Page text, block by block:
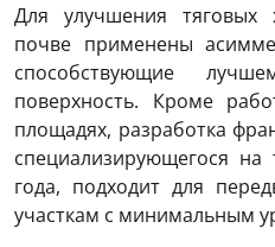
Для улучшения тяговых
почве применены
способствующие
поверхность. Кроме
площадях, разработка
специализирующегося на
года, подходит для
участкам с минимальным